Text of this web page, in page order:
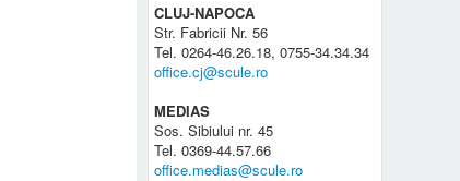
CLUJ-NAPOCA
Str. Fabricii Nr. 56
Tel. 0264-46.26.18, 0755-34.34.34
office.cj@scule.ro
MEDIAS
Sos. Sibiului nr. 45
Tel. 0369-44.57.66
office.medias@scule.ro